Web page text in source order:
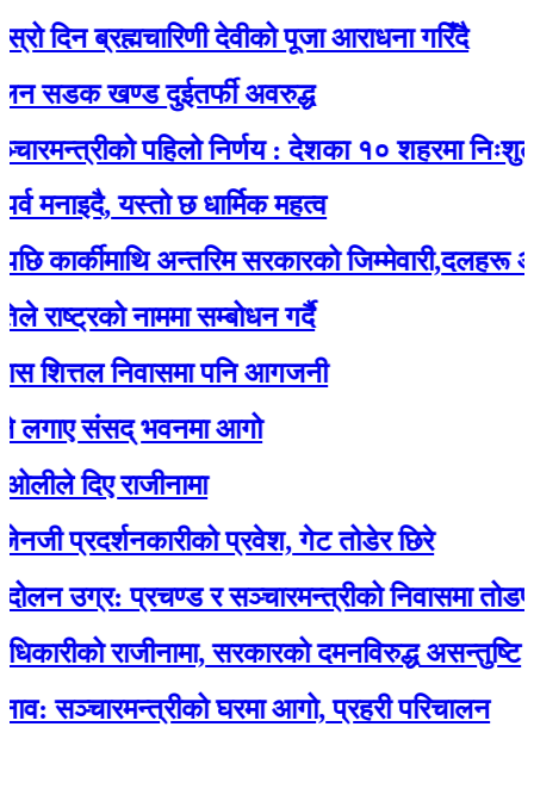
ब्रह्मचारिणी देवीको पूजा आराधना गरिँदै
खण्ड दुईतर्फी अवरुद्ध
पहिलो निर्णय : देशका १० शहरमा निःशुल्क
यस्तो छ धार्मिक महत्व
अन्तरिम सरकारको जिम्मेवारी,दलहरू
नाममा सम्बोधन गर्दै
निवासमा पनि आगजनी
संसद् भवनमा आगो
राजीनामा
प्रवेश, गेट तोडेर छिरे
प्रचण्ड र सञ्चारमन्त्रीको निवासमा तोडफोड
राजीनामा, सरकारको दमनविरुद्ध असन्तुष्टि
घरमा आगो, प्रहरी परिचालन